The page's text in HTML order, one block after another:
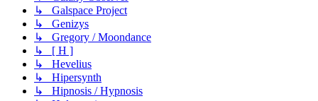
↳ Galspace Project
↳ Genizys
↳ Gregory / Moondance
↳ [ H ]
↳ Hevelius
↳ Hipersynth
↳ Hipnosis / Hypnosis